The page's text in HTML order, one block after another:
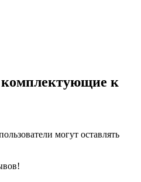
к
могут оставлять